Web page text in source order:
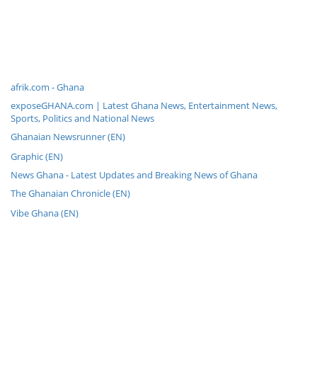
afrik.com - Ghana
exposeGHANA.com | Latest Ghana News, Entertainment News,
Sports, Politics and National News
Ghanaian Newsrunner (EN)
Graphic (EN)
News Ghana - Latest Updates and Breaking News of Ghana
The Ghanaian Chronicle (EN)
Vibe Ghana (EN)